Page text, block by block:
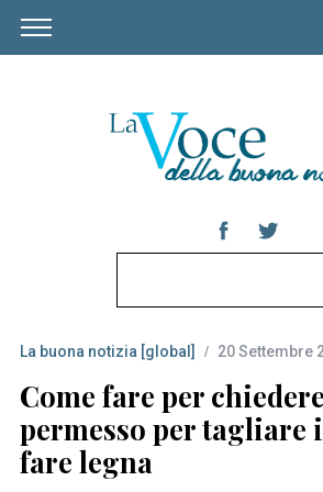
r
c
h
f
o
La buona notizia [global] 20 Settembre
Come fare per
permesso per tagliare
fare legna